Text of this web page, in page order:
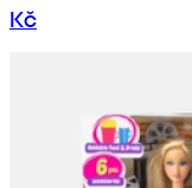
Kč